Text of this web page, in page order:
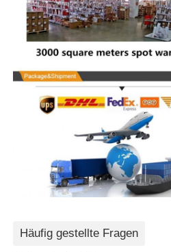
Häufig gestellte Fragen